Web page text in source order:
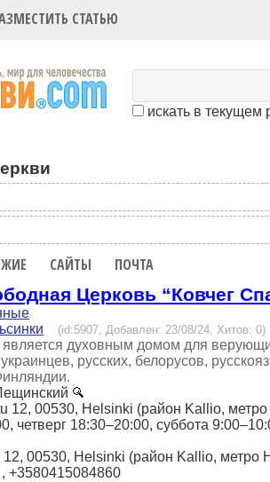
СТАТЬЮ
искать в текущем
САЙТЫ ПОЧТА
Церковь “Ковчег
(id:5907, Добавлен: 23/08/24, Хитов: 0)
является духовным домом для
русских, белорусов,
12, 00530, Helsinki (район Kallio,
четверг 18:30–20:00, суббота
12, 00530, Helsinki (район Kallio, метро
+3580415084860